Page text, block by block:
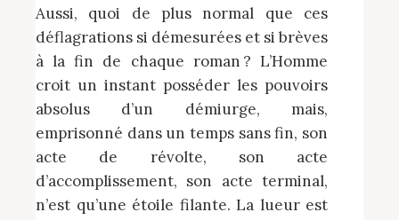
Aussi, quoi de plus normal que ces
déflagrations si démesurées et si brèves
à la fin de chaque roman ? L’Homme
croit un instant posséder les pouvoirs
absolus d’un démiurge, mais,
emprisonné dans un temps sans fin, son
acte de révolte, son acte
d’accomplissement, son acte terminal,
n’est qu’une étoile filante. La lueur est